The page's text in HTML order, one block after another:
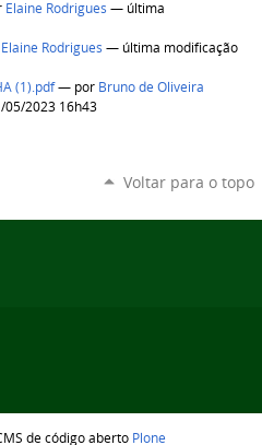
Elaine Rodrigues — última
Elaine Rodrigues — última modificação
(1).pdf— por Bruno de Oliveira
2023 16h43
Voltar para o topo
de código aberto Plone